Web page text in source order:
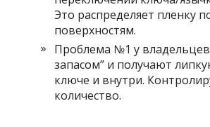
Это распределяет пленку
поверхностям.
Проблема №1 у
запасом” и получают
ключе и внутри.
количество.